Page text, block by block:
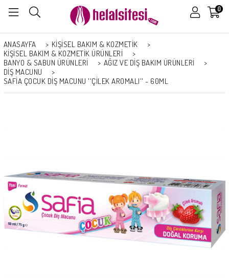
0
ANASAYFA > KİŞİSEL BAKIM & KOZMETİK
>
KİŞİSEL BAKIM & KOZMETİK ÜRÜNLERİ
>
BANYO & SABUN ÜRÜNLERI
> AĞIZ VE DIŞ BAKIM ÜRÜNLERI
>
DIŞ MACUNU
>
SAFİA ÇOCUK DIŞ MACUNU ''ÇILEK AROMALI'' - 60ML